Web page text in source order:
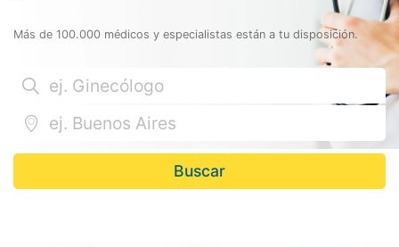
Software para clínicas
Más de 100.000 médicos y especialistas están a tu disposición.
Buscar